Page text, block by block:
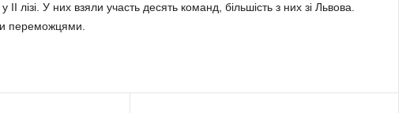
лізі. У них взяли участь десять команд, більшість з них зі Львова.
переможцями.